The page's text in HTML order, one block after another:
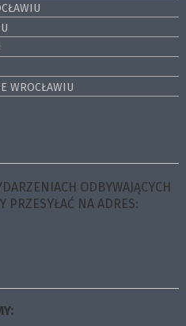
WROCŁAWIU
ODBYWAJĄCYCH
PRZESYŁAĆ NA ADRES: